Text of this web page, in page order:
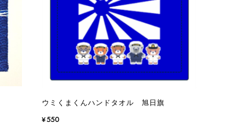
ウミくまくんハンドタオル 旭日旗
¥550